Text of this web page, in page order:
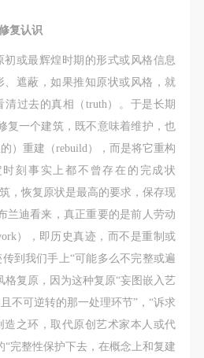
复认识
或最辉煌时期的形式或风格信息
遮蔽，如果推知原状或风格，就
清过去的真相（truth）。于是长期
复一个建筑，既不意味着维护，也
）重建（rebuild），而是将它重构
刻事实上都不曾存在的完成状
，恢复原状是最高的要求，保存现
兰迪看来，真正重要的是前人劳动
），即历史真迹，而不是重制或
到我们手上“可能多么不完整或遍
格复原，因为这种复原“妄图嵌入艺
不可逆转的那一处理环节”，“诉求
之环，取代原创艺术家本人或代
“完整性保护下去，在概念上和复建